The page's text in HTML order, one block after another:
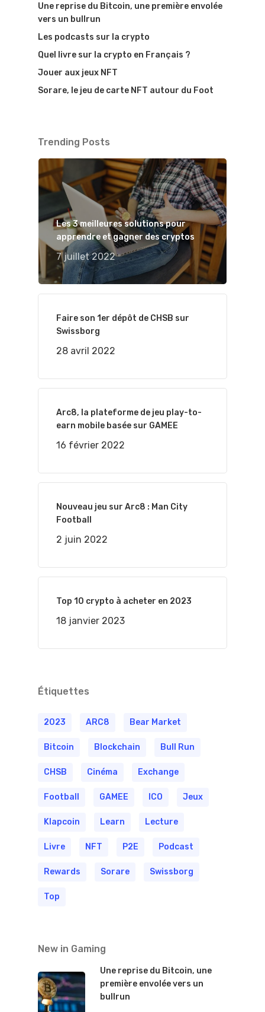
Une reprise du Bitcoin, une première envolée
vers un bullrun
Les podcasts sur la crypto
Quel livre sur la crypto en Français ?
Jouer aux jeux NFT
Sorare, le jeu de carte NFT autour du Foot
Trending Posts
Les 3 meilleures solutions pour
apprendre et gagner des cryptos
7 juillet 2022
Faire son 1er dépôt de CHSB sur
Swissborg
28 avril 2022
Arc8, la plateforme de jeu play-to-
earn mobile basée sur GAMEE
16 février 2022
Nouveau jeu sur Arc8 : Man City
Football
2 juin 2022
Top 10 crypto à acheter en 2023
18 janvier 2023
Étiquettes
2023 ARC8 Bear Market
Bitcoin Blockchain Bull Run
CHSB Cinéma Exchange
Football GAMEE ICO Jeux
Klapcoin Learn Lecture
Livre NFT P2E Podcast
Rewards Sorare Swissborg
Top
New in Gaming
Une reprise du Bitcoin, une
première envolée vers un
bullrun